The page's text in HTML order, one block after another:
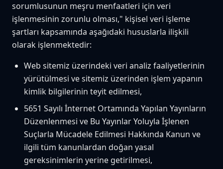
sorumlusunun meşru menfaatleri için veri
işlenmesinin zorunlu olması," kişisel veri işleme
şartları kapsamında aşağıdaki hususlarla ilişkili
olarak işlenmektedir:
Web sitemiz üzerindeki veri analiz faaliyetlerinin
yürütülmesi ve sitemiz üzerinden işlem yapanın
kimlik bilgilerinin teyit edilmesi,
5651 Sayılı İnternet Ortamında Yapılan Yayınların
Düzenlenmesi ve Bu Yayınlar Yoluyla İşlenen
Suçlarla Mücadele Edilmesi Hakkında Kanun ve
ilgili tüm kanunlardan doğan yasal
gereksinimlerin yerine getirilmesi,